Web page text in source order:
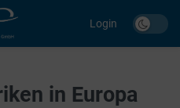
Login
in Europa